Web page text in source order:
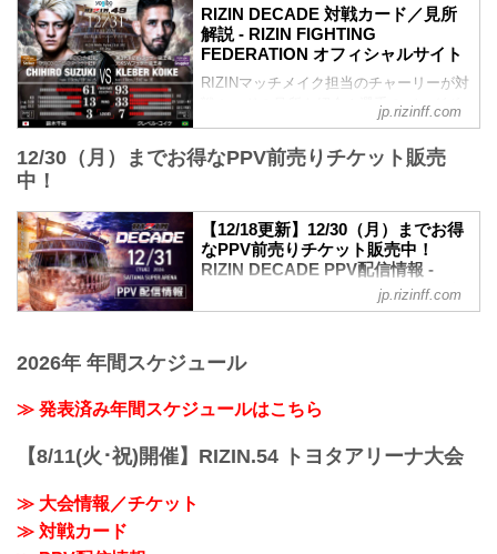
開場／開始時間変更のお知らせ
ライアン・ガルシア vs. 安保瑠輝也の試
合延期に伴い、開場／開始時間変更が以
【変更前】2024年12月31日（火）9:00開
↓
【変更後】2024年12月31日（火）11:30
RIZIN DECADE チケット払い戻しに関す
るお知らせ
ライアン・ガルシア vs. 安保瑠輝也の試
合延期に伴い、チケットの払い戻しを希
望されるチケット購入者には払...
RIZIN DECADE 対戦カード／見所
解説 - RIZIN FIGHTING
FEDERATION オフィシャルサイト
RIZINマッチメイク担当のチャーリーが対
戦カードの見所を紹介！選手のバッグボ
ーンやストロングポイントを把握すれ
ば、試合観戦がもっと楽しくなる！観戦
前に是非チェックしておこう！
雷神番外地 試合順
Yogibo presents RIZIN.49 試合順
雷神番外地
第7試合／安保瑠輝也 vs. シナ・カリミア
RIZINスタンディングバウト特別ルール：
安保瑠輝也 vs. シナ・カリミアン
jp.rizinff.com
12/30（月）までお得なPPV前売りチケット販売
中！
【12/18更新】12/30（月）までお得
なPPV前売りチケット販売中！
RIZIN DECADE PPV配信情報 -
RIZIN FIGHTING FEDERATION オ
フィシャルサイト
12/18（水）更新
DECADE』第1部で実施を予定しておりま
したライアン・ガルシア vs. 安保瑠輝也
は、ライアン・ガルシアが練習中に手を
負傷しドクターストップとなったため、
jp.rizinff.com
2026年 年間スケジュール
≫ 発表済み年間スケジュールはこちら
【8/11(火･祝)開催】RIZIN.54 トヨタアリーナ大会
≫ 大会情報／チケット
≫ 対戦カード